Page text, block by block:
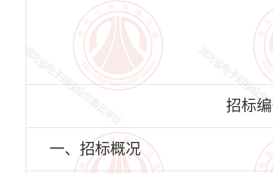
招标
一、招标概况